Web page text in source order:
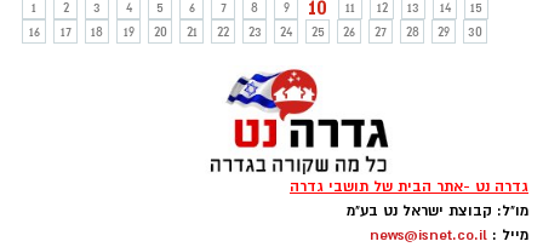
1
2 3 4 5 6 7 8 9 10 11 12 13 14
15
16
17 18 19 20 21 22 23 24 25 26 27 28 29 30
גדרה נט -אתר הבית של תושבי גדרה
מו"ל: קבוצת ישראל נט בע"מ
מייל : news@isnet.co.il